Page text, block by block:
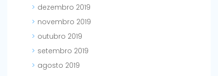
dezembro 2019
novembro 2019
outubro 2019
setembro 2019
agosto 2019